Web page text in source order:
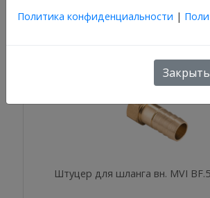
Штуцер для шланга вн. MVI
Политика конфиденциальности |
Закрыть